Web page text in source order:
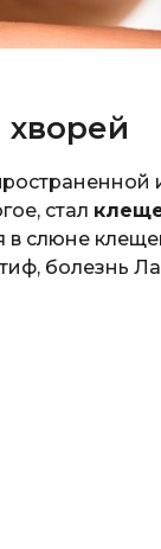
хворей
стал
в слюне
болезнь